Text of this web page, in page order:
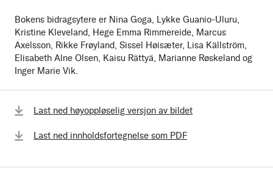
Bokens bidragsytere er Nina Goga, Lykke Guanio-Uluru,
Kristine Kleveland, Hege Emma Rimmereide, Marcus
Axelsson, Rikke Frøyland, Sissel Høisæter, Lisa Källström,
Elisabeth Alne Olsen, Kaisu Rättyä, Marianne Røskeland og
Inger Marie Vik.
Last ned høyoppløselig versjon av bildet
Last ned innholdsfortegnelse som PDF